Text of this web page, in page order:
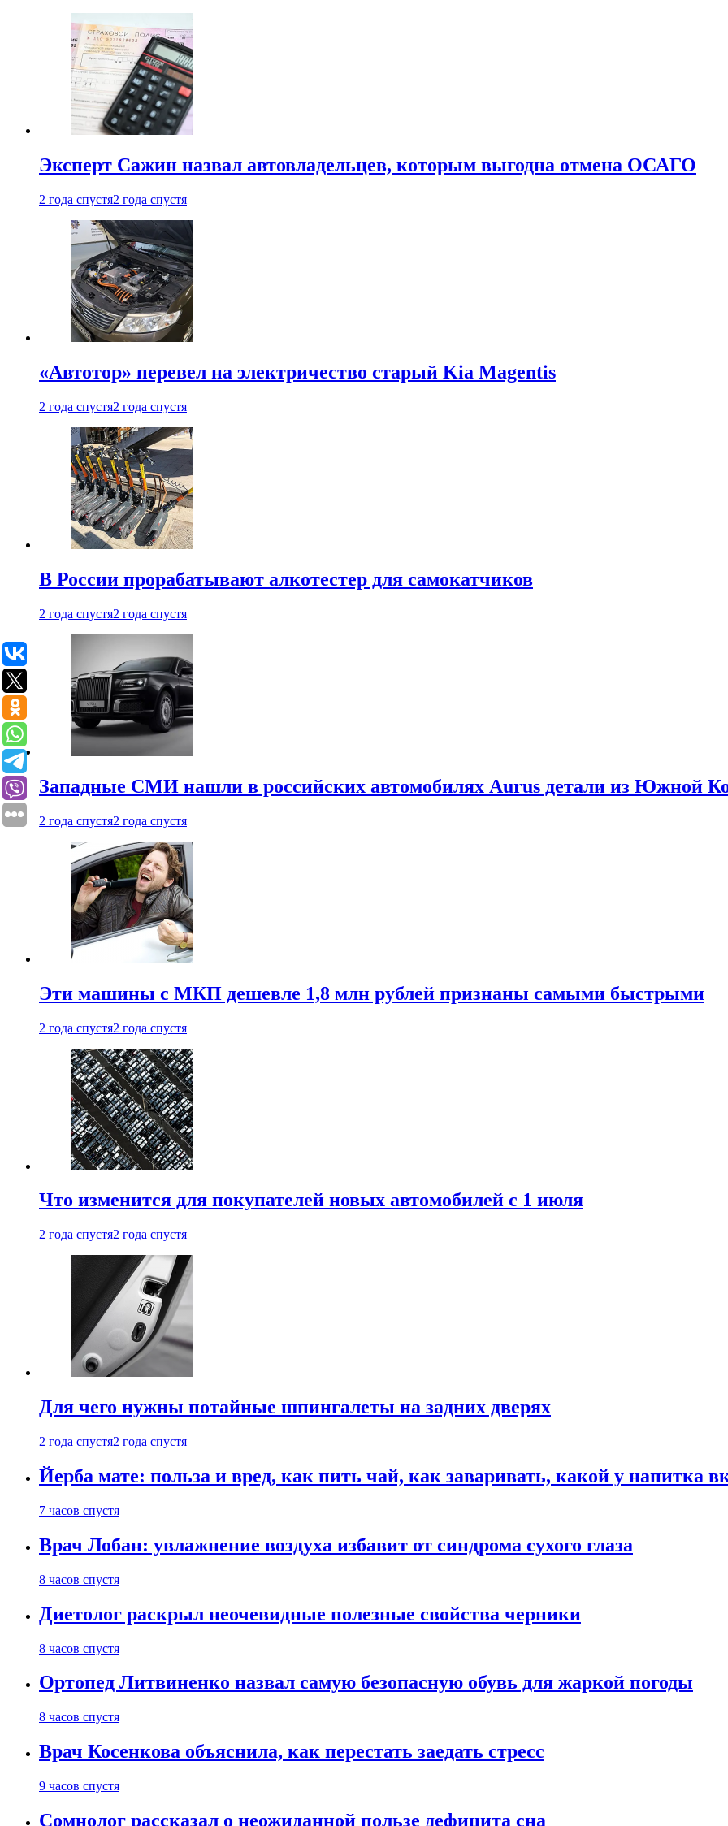
Эксперт Сажин назвал автовладельцев, которым выгодна отмена ОСАГО
2 года спустя2 года спустя
«Автотор» перевел на электричество старый Kia Magentis
2 года спустя2 года спустя
В России прорабатывают алкотестер для самокатчиков
2 года спустя2 года спустя
Западные СМИ нашли в российских автомобилях Aurus детали из Южной
2 года спустя2 года спустя
Эти машины с МКП дешевле 1,8 млн рублей признаны самыми быстрыми
2 года спустя2 года спустя
Что изменится для покупателей новых автомобилей с 1 июля
2 года спустя2 года спустя
Для чего нужны потайные шпингалеты на задних дверях
2 года спустя2 года спустя
Йерба мате: польза и вред, как пить чай, как заваривать, какой у напитка
7 часов спустя
Врач Лобан: увлажнение воздуха избавит от синдрома сухого глаза
8 часов спустя
Диетолог раскрыл неочевидные полезные свойства черники
8 часов спустя
Ортопед Литвиненко назвал самую безопасную обувь для жаркой погоды
8 часов спустя
Врач Косенкова объяснила, как перестать заедать стресс
9 часов спустя
Сомнолог рассказал о неожиданной пользе дефицита сна